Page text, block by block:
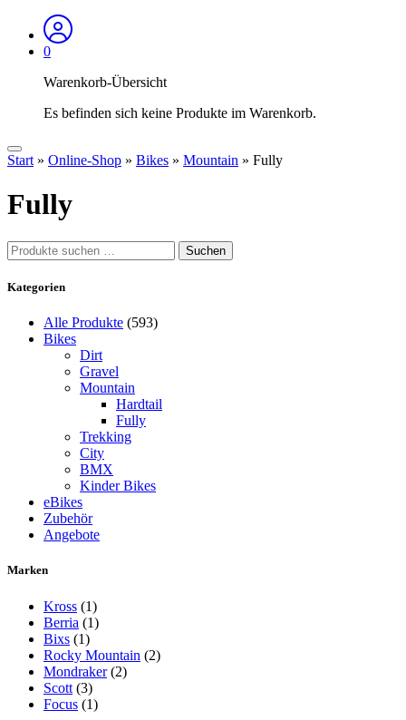
0
Warenkorb-Übersicht
Es befinden sich keine Produkte im Warenkorb.
Start » Online-Shop » Bikes » Mountain » Fully
Fully
Suchen
nach:
Suchen
Kategorien
Alle Produkte (593)
Bikes
Dirt
Gravel
Mountain
Hardtail
Fully
Trekking
City
BMX
Kinder Bikes
eBikes
Zubehör
Angebote
Marken
Kross (1)
Berria (1)
Bixs (1)
Rocky Mountain (2)
Mondraker (2)
Scott (3)
Focus (1)